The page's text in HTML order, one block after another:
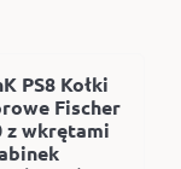
PS8 Kołki
Fischer
z wkrętami